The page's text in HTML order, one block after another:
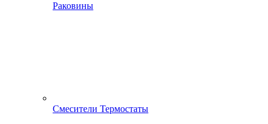
Раковины
Смесители Термостаты